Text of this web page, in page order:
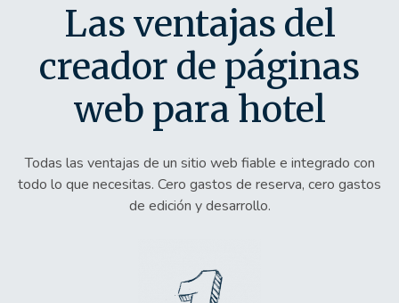
Las ventajas del
creador de páginas
web para hotel
Todas las ventajas de un sitio web fiable e integrado con
todo lo que necesitas. Cero gastos de reserva, cero gastos
de edición y desarrollo.